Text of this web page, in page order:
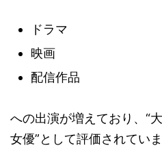
ドラマ
映画
配信作品
への出演が増えており、“
女優”として評価されていま